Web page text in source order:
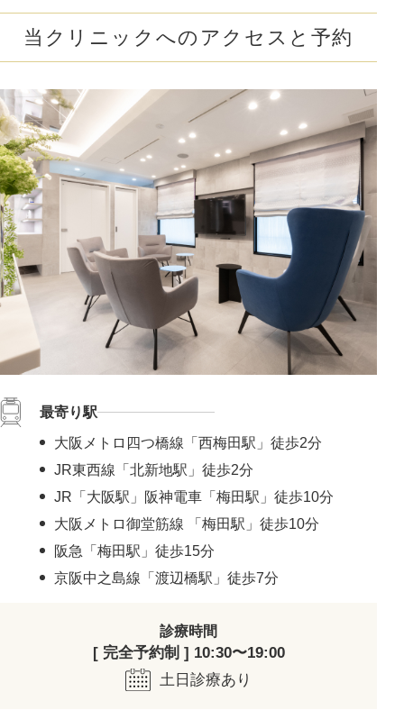
当クリニックへのアクセスと予約
最寄り駅
大阪メトロ四つ橋線「西梅田駅」徒歩2分
JR東西線「北新地駅」徒歩2分
JR「大阪駅」阪神電車「梅田駅」徒歩10分
大阪メトロ御堂筋線 「梅田駅」徒歩10分
阪急「梅田駅」徒歩15分
京阪中之島線「渡辺橋駅」徒歩7分
診療時間
[ 完全予約制 ] 10:30〜19:00
土日診療あり